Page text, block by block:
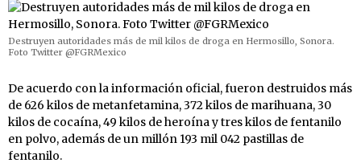
Destruyen autoridades más de mil kilos de droga en Hermosillo, Sonora.
Foto Twitter @FGRMexico
De acuerdo con la información oficial, fueron destruidos más
de 626 kilos de metanfetamina, 372 kilos de marihuana, 30
kilos de cocaína, 49 kilos de heroína y tres kilos de fentanilo
en polvo, además de un millón 193 mil 042 pastillas de
fentanilo.